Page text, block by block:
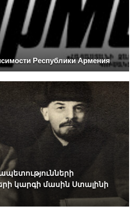
Республики Армения
կարգի մասին Ստալինի